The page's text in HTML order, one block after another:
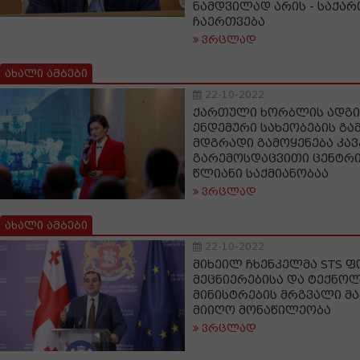
ნამდვილად არის -
ჩაერთვება
ვრცლად
ახალი ამბები
22-10-2022
ქართული ხორბლის
ენდემური სახეობების
მდგრადი გამოყენება
გარემოსდაცვითი ცენტრის
წლიანი საქმიანობაა
ვრცლად
ახალი ამბები
22-10-2022
მიხეილ ჩხენკელმა STS
მეცნიერებისა და
მინისტრების მრგვალი
მიიღო მონაწილეობა
ვრცლად